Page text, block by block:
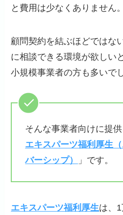
と費用は少なくありません。
顧問契約を結ぶほどではな
に相談できる環境が欲しい
小規模事業者の方も多いで
そんな事業者向けに提
エキスパーツ福利厚生
バーシップ）
」です。
エキスパーツ福利厚生は、